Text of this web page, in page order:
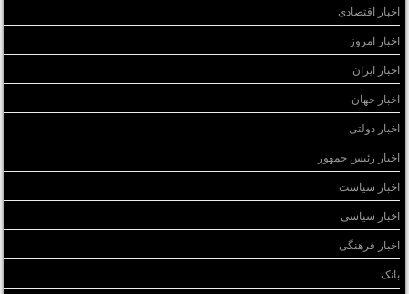
اخبار اقتصادی
اخبار امروز
اخبار ایران
اخبار جهان
اخبار دولتی
اخبار رئیس جمهور
اخبار سیاست
اخبار سیاسی
اخبار فرهنگی
بانک